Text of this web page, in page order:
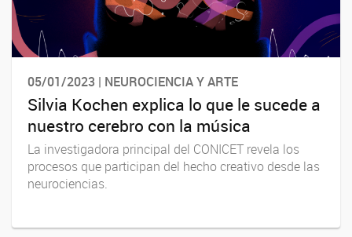
05/01/2023 | NEUROCIENCIA Y ARTE
Silvia Kochen explica lo que le sucede a
nuestro cerebro con la música
La investigadora principal del CONICET revela los
procesos que participan del hecho creativo desde las
neurociencias.